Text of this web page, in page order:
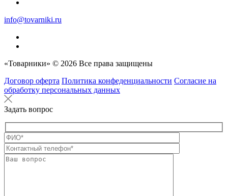
info@tovarniki.ru
«Товарники» © 2026 Все права защищены
Договор оферта Политика конфеденциальности Согласие на
обработку персональных данных
Задать вопрос